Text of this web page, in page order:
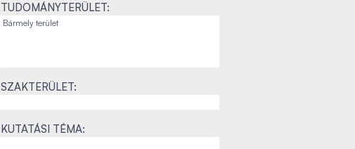
TUDOMÁNYTERÜLET:
SZAKTERÜLET:
KUTATÁSI TÉMA: